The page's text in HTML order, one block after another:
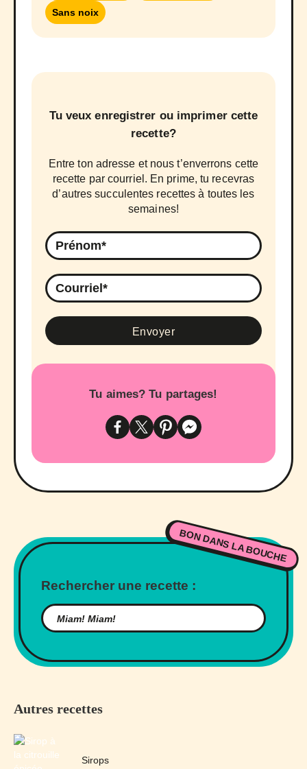
Sans noix
Tu veux enregistrer ou imprimer cette
recette?
Entre ton adresse et nous t’enverrons cette
recette par courriel. En prime, tu recevras
d’autres succulentes recettes à toutes les
semaines!
Tu aimes? Tu partages!
BON DANS LA BOUCHE
Rechercher une recette :
Autres recettes
Sirops